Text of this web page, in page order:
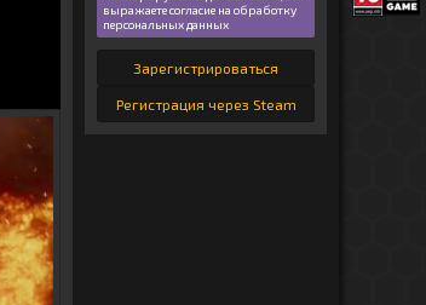
выражаете согласие на обработку
персональных данных
Зарегистрироваться
Регистрация через Steam